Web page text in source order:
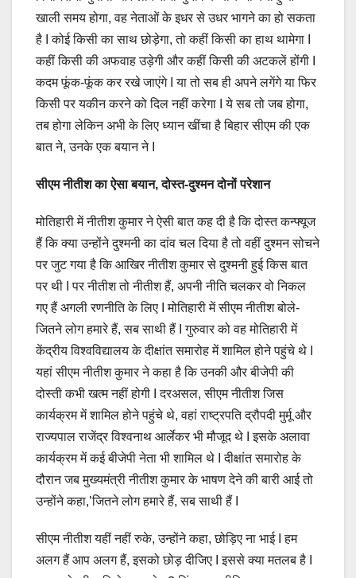
खाली समय होगा, वह नेताओं के इधर से उधर भागने का हो सकता
है I कोई किसी का साथ छोड़ेगा, तो कहीं किसी का हाथ थामेगा I
कहीं किसी की अफवाह उड़ेगी और कहीं किसी की अटकलें होंगी I
कदम फूंक-फूंक कर रखे जाएंगे I या तो सब ही अपने लगेंगे या फिर
किसी पर यकीन करने को दिल नहीं करेगा I ये सब तो जब होगा,
तब होगा लेकिन अभी के लिए ध्यान खींचा है बिहार सीएम की एक
बात ने, उनके एक बयान ने I
सीएम नीतीश का ऐसा बयान, दोस्त-दुश्मन दोनों परेशान
मोतिहारी में नीतीश कुमार ने ऐसी बात कह दी है कि दोस्त कन्फ्यूज
हैं कि क्या उन्होंने दुश्मनी का दांव चल दिया है तो वहीं दुश्मन सोचने
पर जुट गया है कि आखिर नीतीश कुमार से दुश्मनी हुई किस बात
पर थी I पर नीतीश तो नीतीश हैं, अपनी नीति चलकर वो निकल
गए हैं अगली रणनीति के लिए I मोतिहारी में सीएम नीतीश बोले-
जितने लोग हमारे हैं, सब साथी हैं I गुरुवार को वह मोतिहारी में
केंद्रीय विश्वविद्यालय के दीक्षांत समारोह में शामिल होने पहुंचे थे I
यहां सीएम नीतीश कुमार ने कहा है कि उनकी और बीजेपी की
दोस्ती कभी खत्म नहीं होगी I दरअसल, सीएम नीतीश जिस
कार्यक्रम में शामिल होने पहुंचे थे, वहां राष्ट्रपति द्रौपदी मुर्मू और
राज्यपाल राजेंद्र विश्वनाथ आर्लेकर भी मौजूद थे I इसके अलावा
कार्यक्रम में कई बीजेपी नेता भी शामिल थे I दीक्षांत समारोह के
दौरान जब मुख्यमंत्री नीतीश कुमार के भाषण देने की बारी आई तो
उन्होंने कहा,’जितने लोग हमारे हैं, सब साथी हैं I
सीएम नीतीश यहीं नहीं रुके, उन्होंने कहा, छोड़िए ना भाई I हम
अलग हैं आप अलग हैं, इसको छोड़ दीजिए I इससे क्या मतलब है I